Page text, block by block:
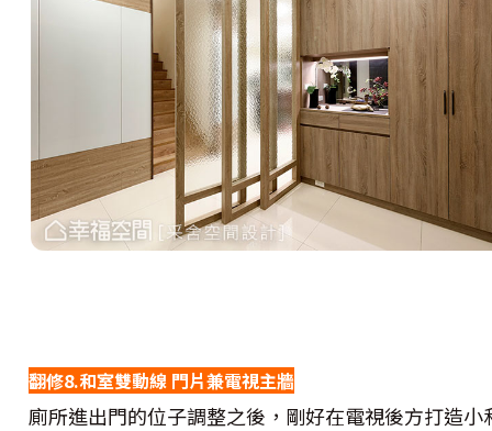
翻修8.和室雙動線 門片兼電視主牆
廁所進出門的位子調整之後，剛好在電視後方打造